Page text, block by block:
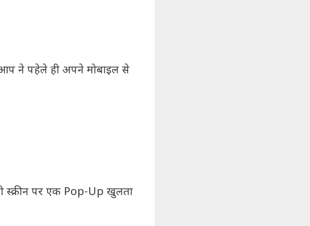
ने पहेले ही अपने मोबाइल से
पर एक Pop-Up खुलता